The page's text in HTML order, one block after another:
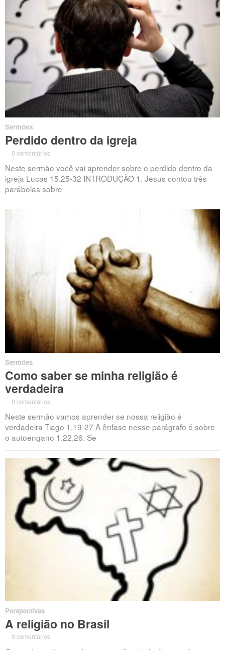
Sermões
Perdido dentro da igreja
0 comentários
Neste sermão você vai aprender sobre o perdido dentro da
igreja Lucas 15.25-32 INTRODUÇÃO 1. Jesus contou três
parábolas sobre
Sermões
Como saber se minha religião é
verdadeira
0 comentários
Neste sermão vamos aprender se nossa religião é
verdadeira Tiago 1.19-27 A ênfase nesse parágrafo é sobre
o autoengano 1.22,26. Se
Perspectivas
A religião no Brasil
0 comentários